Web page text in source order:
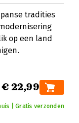
tradities
op een land
€ 22,99
| Gratis verzonden